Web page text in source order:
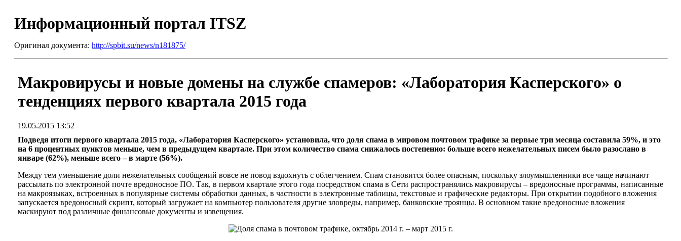
Информационный портал ITSZ
Оригинал документа: http://spbit.su/news/n181875/
Макровирусы и новые домены на службе спамеров: «Лаборатория Касперского» о
тенденциях первого квартала 2015 года
19.05.2015 13:52
Подведя итоги первого квартала 2015 года, «Лаборатория Касперского» установила, что доля спама в мировом почтовом трафике за первые три месяца составила 59%, и это
на 6 процентных пунктов меньше, чем в предыдущем квартале. При этом количество спама снижалось постепенно: больше всего нежелательных писем было разослано в
январе (62%), меньше всего – в марте (56%).
Между тем уменьшение доли нежелательных сообщений вовсе не повод вздохнуть с облегчением. Спам становится более опасным, поскольку злоумышленники все чаще начинают
рассылать по электронной почте вредоносное ПО. Так, в первом квартале этого года посредством спама в Сети распространялись макровирусы – вредоносные программы, написанные
на макроязыках, встроенных в популярные системы обработки данных, в частности в электронные таблицы, текстовые и графические редакторы. При открытии подобного вложения
запускается вредоносный скрипт, который загружает на компьютер пользователя другие зловреды, например, банковские троянцы. В основном такие вредоносные вложения
маскируют под различные финансовые документы и извещения.